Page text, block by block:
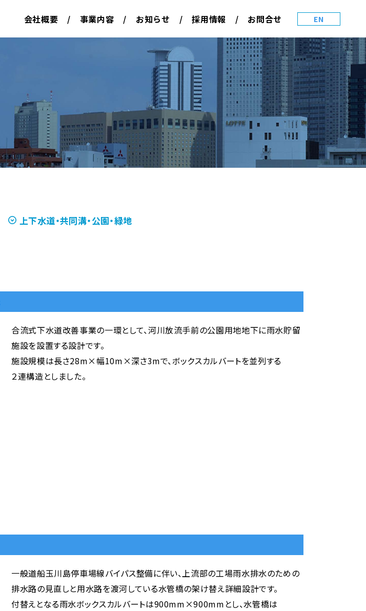
会社概要
会社データ
組織図
沿革
事業所一覧
表彰業務一覧
コンプライアンス基本方針
事業内容
道路構造物
維持管理
お知らせ 採用情報
経験者採用 障がい者採用
お問合せ EN
上下水道・共同溝・公園・緑地
合流式下水道改善事業の一環として、河川放流手前の公園用地地下に雨水貯留
施設を設置する設計です。
施設規模は長さ28m×幅10m×深さ3mで、ボックスカルバートを並列する
２連構造としました。
一般道船玉川島停車場線バイパス整備に伴い、上流部の工場雨水排水のための
排水路の見直しと用水路を渡河している水管橋の架け替え詳細設計です。
付替えとなる雨水ボックスカルバートは900mm×900mmとし、水管橋は